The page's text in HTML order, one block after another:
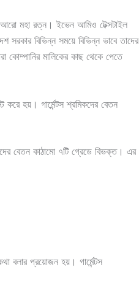
আরো মহা রত্ন। ইভেন আমিও টেক্সটাইল
বিভিন্ন সময়ে বিভিন্ন ভাবে তাদের
কোম্পানির মালিকের কাছ থেকে পেতে
হয়। গার্মেন্টস শ্রমিকদের বেতন
বেতন কাঠামো ৭টি গ্রেডে বিভক্ত। এর
বলার প্রয়োজন হয়। গার্মেন্টস